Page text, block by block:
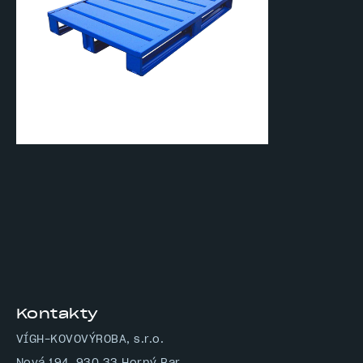
Kontakty
VÍGH-KOVOVÝROBA, s.r.o.